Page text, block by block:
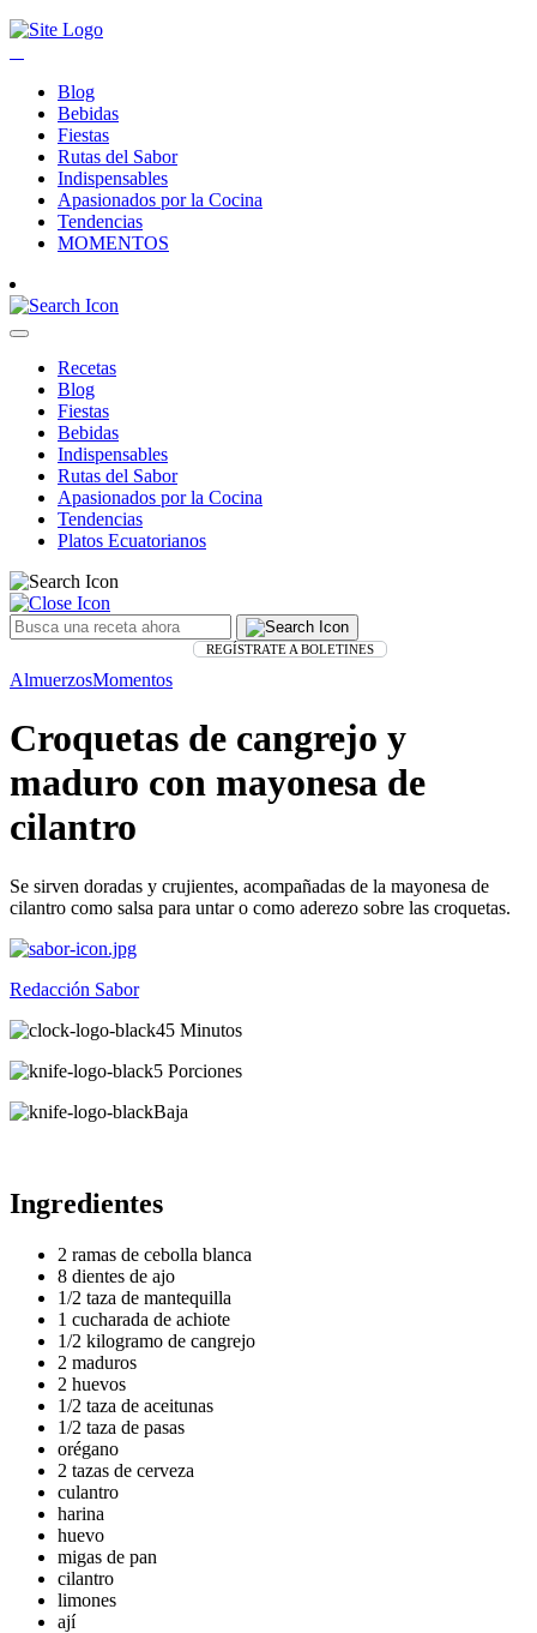
Blog
Bebidas
Fiestas
Rutas del Sabor
Indispensables
Apasionados por la Cocina
Tendencias
MOMENTOS
Recetas
Blog
Fiestas
Bebidas
Indispensables
Rutas del Sabor
Apasionados por la Cocina
Tendencias
Platos Ecuatorianos
REGÍSTRATE A BOLETINES
AlmuerzosMomentos
Croquetas de cangrejo y
maduro con mayonesa de
cilantro
Se sirven doradas y crujientes, acompañadas de la mayonesa de
cilantro como salsa para untar o como aderezo sobre las croquetas.
Redacción Sabor
45 Minutos
5 Porciones
Baja
Ingredientes
2 ramas de cebolla blanca
8 dientes de ajo
1/2 taza de mantequilla
1 cucharada de achiote
1/2 kilogramo de cangrejo
2 maduros
2 huevos
1/2 taza de aceitunas
1/2 taza de pasas
orégano
2 tazas de cerveza
culantro
harina
huevo
migas de pan
cilantro
limones
ají